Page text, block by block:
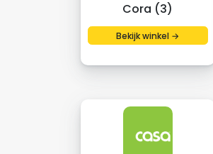
Cora (3)
Bekijk winkel →